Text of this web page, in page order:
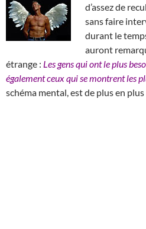
d’assez de
sans faire
durant le
auront
étrange : Les gens qui ont le plus
également ceux qui se montrent les
schéma mental, est de plus en plus